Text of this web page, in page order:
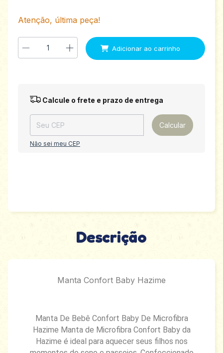
Atenção, última peça!
Entregas para o CEP: Alterar CEP
Calcule o frete e prazo de entrega
Calcular
Não sei meu CEP
Descrição
Manta Confort Baby Hazime
Manta De Bebê Confort Baby De Microfibra
Hazime Manta de Microfibra Confort Baby da
Hazime é ideal para aquecer seus filhos nos